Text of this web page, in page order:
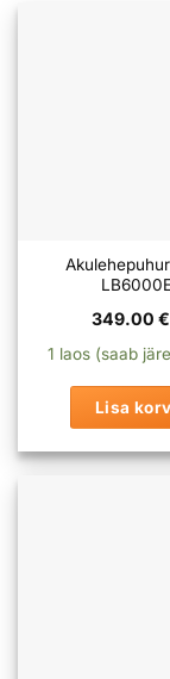
349.00 €
1 laos (saab
Lisa